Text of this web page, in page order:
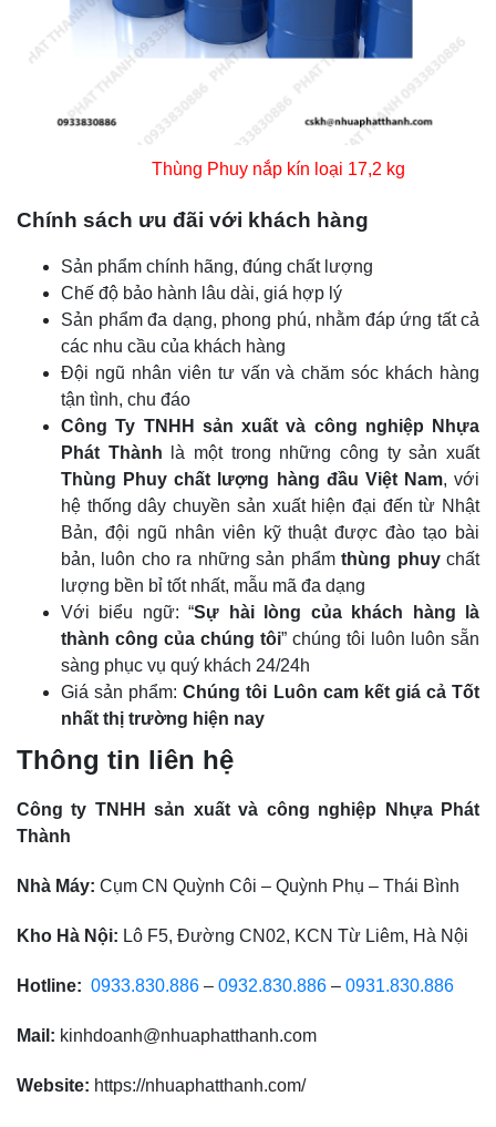
Thùng Phuy nắp kín loại 17,2 kg
Chính sách ưu đãi với khách hàng
Sản phẩm chính hãng, đúng chất lượng
Chế độ bảo hành lâu dài, giá hợp lý
Sản phẩm đa dạng, phong phú, nhằm đáp ứng tất cả
các nhu cầu của khách hàng
Đội ngũ nhân viên tư vấn và chăm sóc khách hàng
tận tình, chu đáo
Công Ty TNHH sản xuất và công nghiệp Nhựa
Phát Thành là một trong những công ty sản xuất
Thùng Phuy chất lượng hàng đầu Việt Nam, với
hệ thống dây chuyền sản xuất hiện đại đến từ Nhật
Bản, đội ngũ nhân viên kỹ thuật được đào tạo bài
bản, luôn cho ra những sản phẩmthùng phuychất
lượng bền bỉ tốt nhất, mẫu mã đa dạng
Với biểu ngữ: “Sự hài lòng của khách hàng là
thành công của chúng tôi” chúng tôi luôn luôn sẵn
sàng phục vụ quý khách 24/24h
Giá sản phẩm:Chúng tôi Luôn cam kết giá cả Tốt
nhất thị trường hiện nay
Thông tin liên hệ
Công ty TNHH sản xuất và công nghiệp Nhựa Phát
Thành
Nhà Máy: Cụm CN Quỳnh Côi – Quỳnh Phụ – Thái Bình
Kho Hà Nội: Lô F5, Đường CN02, KCN Từ Liêm, Hà Nội
Hotline: 0933.830.886 – 0932.830.886 – 0931.830.886
Mail: kinhdoanh@nhuaphatthanh.com
Website: https://nhuaphatthanh.com/